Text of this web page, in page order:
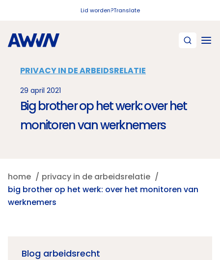
Lid worden?Translate
PRIVACY IN DE ARBEIDSRELATIE
29 april 2021
Big brother op het werk: over het
monitoren van werknemers
home
privacy in de arbeidsrelatie
big brother op het werk: over het monitoren van
werknemers
Blog arbeidsrecht